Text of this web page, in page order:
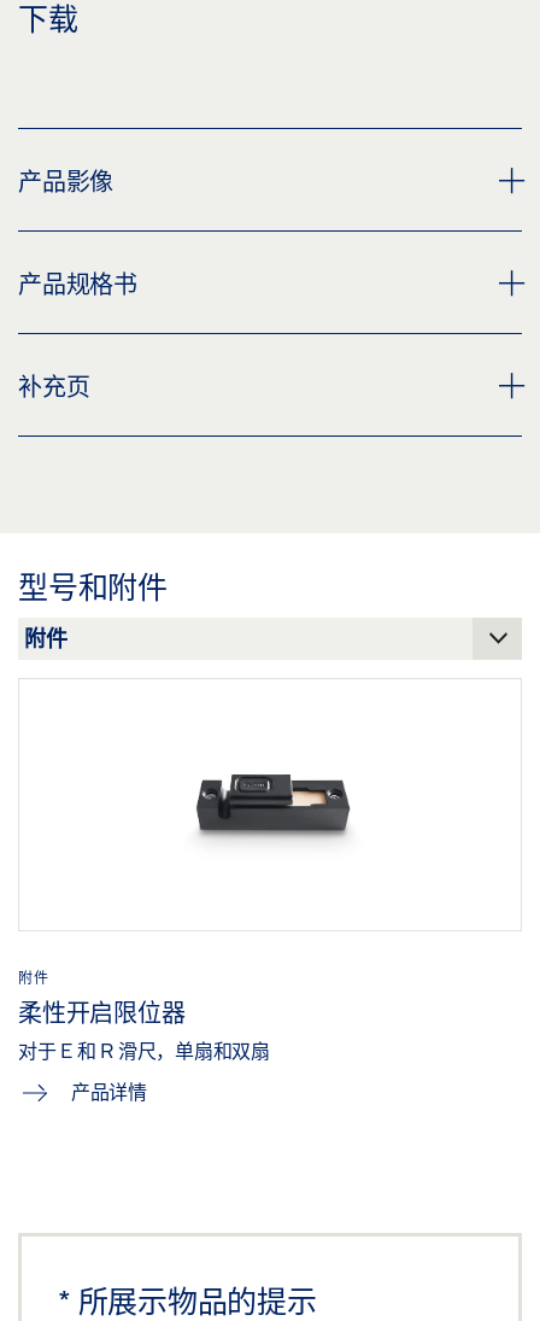
下载
产品影像
TS 5000 R 滑轨，R 滑轨 TS 5000 合页异侧,TS 5000 R 滑
下载 (PNG)
标签义务: © GEZE GmbH
产品规格书
补充页
型号和附件
附件
柔性开启限位器
对于 E 和 R 滑尺，单扇和双扇
产品详情
* 所展示物品的提示